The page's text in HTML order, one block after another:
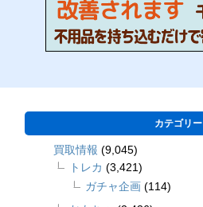
カテゴリー
買取情報 (9,045)
トレカ (3,421)
ガチャ企画 (114)